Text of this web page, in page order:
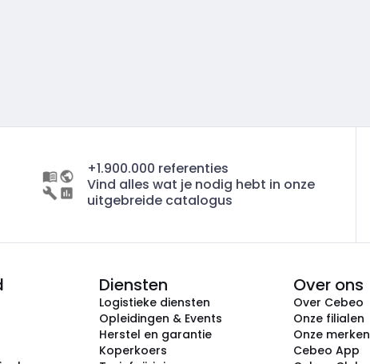
+1.900.000 referenties
Vind alles wat je nodig hebt in onze
uitgebreide catalogus
Diensten
Logistieke diensten
Opleidingen & Events
Herstel en garantie
Koperkoers
Over ons
Over Cebeo
Onze filialen
Onze merken
Cebeo App